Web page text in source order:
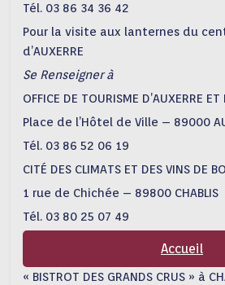
Tél. 03 86 34 36 42
Pour la visite aux lanternes du
d’AUXERRE
Se Renseigner à
OFFICE DE TOURISME D’AUXERRE ET
Place de l’Hôtel de Ville – 89000
Tél. 03 86 52 06 19
CITÉ DES CLIMATS ET DES VINS DE
1 rue de Chichée – 89800 CHABLIS
Tél. 03 80 25 07 49
Accueil
« BISTROT DES GRANDS CRUS » à